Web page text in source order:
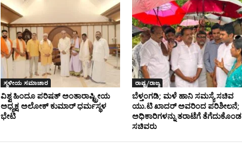
ಸ್ಥಳೀಯ ಸಮಾಚಾರ
ವಿಶ್ವ ಹಿಂದೂ ಪರಿಷತ್ ಅಂತಾರಾಷ್ಟ್ರೀಯ
ಅಧ್ಯಕ್ಷ ಅಲೋಕ್ ಕುಮಾರ್ ಧರ್ಮಸ್ಥಳ
ಭೇಟಿ
ರಾಷ್ಟ್ರ/ರಾಜ್ಯ
ಬೆಳ್ತಂಗಡಿ; ಮಳೆ ಹಾನಿ ಸಮಸ್ಯೆ ಸಚಿವ
ಯು.ಟಿ ಖಾದರ್‌ ಅವರಿಂದ ಪರಿಶೀಲನೆ;
ಅಧಿಕಾರಿಗಳನ್ನು ತರಾಟೆಗೆ ತೆಗೆದುಕೊಂಡ
ಸಚಿವರು